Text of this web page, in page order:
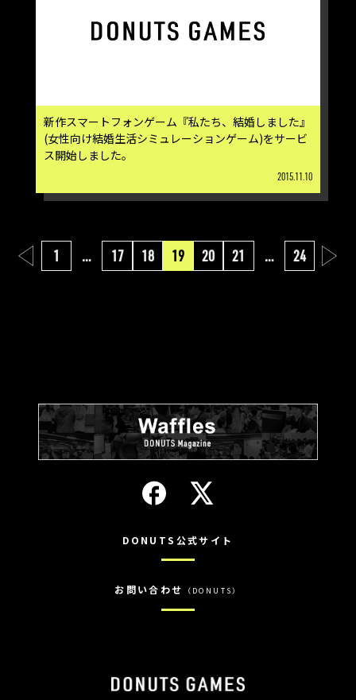
新作スマートフォンゲーム『私たち、結婚しました』
(女性向け結婚生活シミュレーションゲーム)をサービ
ス開始しました。
2015.11.10
1 … 17 18 19 20 21 … 24
DONUTS公式サイト
お問い合わせ （DONUTS）